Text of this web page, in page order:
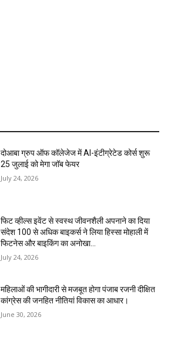
दोआबा ग्रुप ऑफ कॉलेजेज में AI-इंटीग्रेटेड कोर्स शुरू
25 जुलाई को मेगा जॉब फेयर
July 24, 2026
फिट व्हील्स इवेंट से स्वस्थ जीवनशैली अपनाने का दिया
संदेश 100 से अधिक बाइकर्स ने लिया हिस्सा मोहाली में
फिटनेस और बाइकिंग का अनोखा...
July 24, 2026
महिलाओं की भागीदारी से मजबूत होगा पंजाब रजनी दीक्षित
कांग्रेस की जनहित नीतियां विकास का आधार।
June 30, 2026